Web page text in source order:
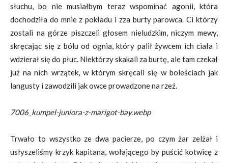
słuchu, bo nie musiałbym teraz wspominać agonii, która
dochodziła do mnie z pokładu i zza burty parowca. Ci którzy
zostali na górze piszczeli głosem nieludzkim, niczym mewy,
skręcając się z bólu od ognia, który palił żywcem ich ciała i
wdzierał się do płuc. Niektórzy skakali za burtę, ale tam czekał
już na nich wrzątek, w którym skręcali się w boleściach jak
langusty i zawodzili jak owce prowadzone na rzeź.
7006_kumpel-juniora-z-marigot-bay.webp
Trwało to wszystko ze dwa pacierze, po czym żar zelżał i
usłyszeliśmy krzyk kapitana, wołającego by puścić kotwicę z